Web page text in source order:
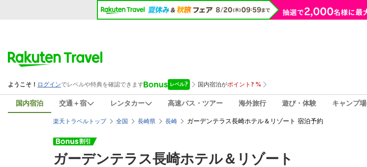
国内宿泊 交通＋宿 レンタカー 高速バス・ツアー 海外旅行 遊び・体験 キャンプ場
楽天トラベルトップ 全国 長崎県 長崎 ガーデンテラス長崎ホテル＆リゾート 宿泊予約
ガーデンテラス長崎ホテル＆リゾート